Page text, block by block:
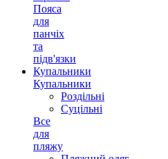
Пояса
для
панчіх
та
підв'язки
Купальники
Купальники
Роздільні
Суцільні
Все
для
пляжу